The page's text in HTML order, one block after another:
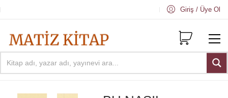
Giriş / Üye Ol